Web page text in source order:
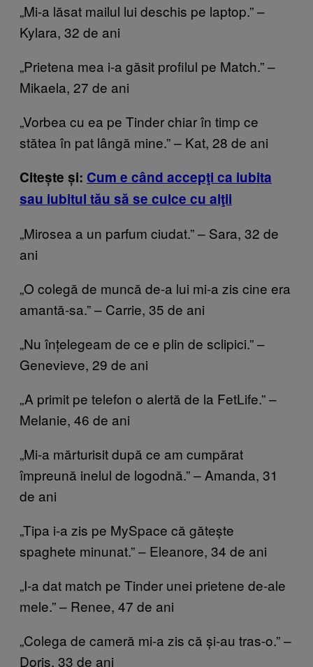
„Mi-a lăsat mailul lui deschis pe laptop.” –
Kylara, 32 de ani
„Prietena mea i-a găsit profilul pe Match.” –
Mikaela, 27 de ani
„Vorbea cu ea pe Tinder chiar în timp ce
stătea în pat lângă mine.” – Kat, 28 de ani
Citește și: Cum e când accepţi ca iubita
sau iubitul tău să se culce cu alţii
„Mirosea a un parfum ciudat.” – Sara, 32 de
ani
„O colegă de muncă de-a lui mi-a zis cine era
amantă-sa.” – Carrie, 35 de ani
„Nu înțelegeam de ce e plin de sclipici.” –
Genevieve, 29 de ani
„A primit pe telefon o alertă de la FetLife.” –
Melanie, 46 de ani
„Mi-a mărturisit după ce am cumpărat
împreună inelul de logodnă.” – Amanda, 31
de ani
„Tipa i-a zis pe MySpace că gătește
spaghete minunat.” – Eleanore, 34 de ani
„I-a dat match pe Tinder unei prietene de-ale
mele.” – Renee, 47 de ani
„Colega de cameră mi-a zis că și-au tras-o.” –
Doris, 33 de ani